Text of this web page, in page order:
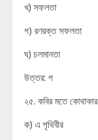
খ) সফলতা
গ) রণরক্ত সফলতা
ঘ) চলমানতা
উত্তর: গ
২৫. কবির মতে
ক) এ পৃথিবীর